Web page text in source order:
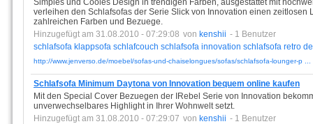
Simples und Cooles Design in trendigen Farben, ausgestattet mit
verleihen den Schlafsofas der Serie Slick von Innovation einen zeitlosen
zahlreichen Farben und Bezuege.
Hinzugefügt am 31.08.2010 - 07:29:08 von kenshii - 1 Benutzer
schlafsofa klappsofa schlafcouch schlafsofa innovation schlafsofa retro
http://www.jenverso.de/moebel/sofas-und-chaiselongues/sofas/schlafsofa-lounger-p ...
Schlafsofa Minimum Daytona von Innovation bequem online kaufen
Mit den Special Cover Bezuegen der IRebel Serie von Innovation
unverwechselbares Highlight in Ihrer Wohnwelt setzt.
Hinzugefügt am 31.08.2010 - 07:29:07 von kenshii - 1 Benutzer